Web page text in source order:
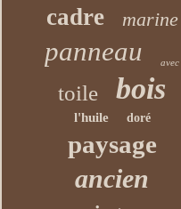
cadre marine
panneau avec
toile bois
l'huile doré
paysage
ancien